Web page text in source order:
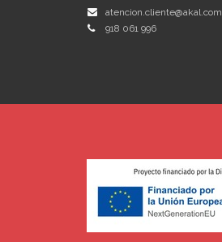
atencion.cliente@akal.com
918 061 996